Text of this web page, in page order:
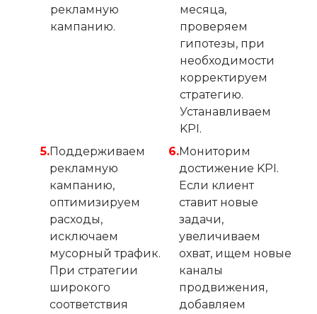
рекламную
кампанию.
месяца,
проверяем
гипотезы, при
необходимости
корректируем
стратегию.
Устанавливаем
KPI.
Поддерживаем
рекламную
кампанию,
оптимизируем
расходы,
исключаем
мусорный трафик.
При стратегии
широкого
соответствия
Мониторим
достижение KPI.
Если клиент
ставит новые
задачи,
увеличиваем
охват, ищем новые
каналы
продвижения,
добавляем